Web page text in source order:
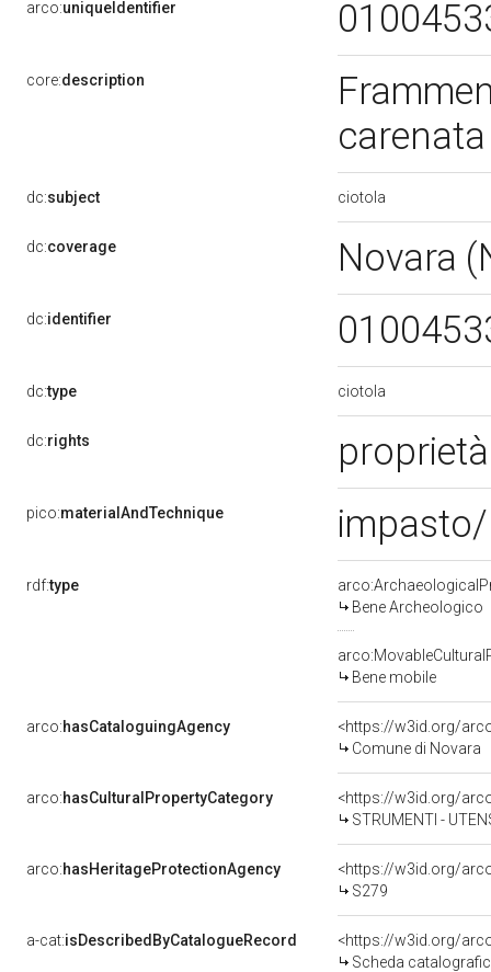
arco:uniqueIdentifier
core:description
dc:subject ciotola
dc:coverage Novara
dc:identifier
dc:type ciotola
dc:rights
pico:materialAndTechnique
rdf:type
Bene Archeologico
Bene mobile
arco:hasCataloguingAgency
<https://w3id.org/
Comune di Novara
arco:hasCulturalPropertyCategory
STRUMENTI -
arco:hasHeritageProtectionAgency
<https://w3id.org/
S279
a-cat:isDescribedByCatalogueRecord
<https://w3id.org/
Scheda